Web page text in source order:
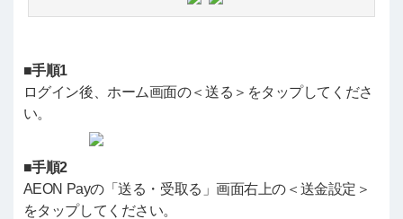
■手順1
ログイン後、ホーム画面の＜送る＞をタップしてくださ
い。
■手順2
AEON Payの「送る・受取る」画面右上の＜送金設定＞
をタップしてください。